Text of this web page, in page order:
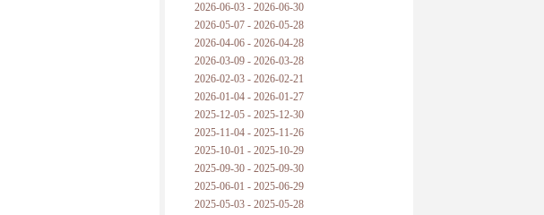
2026-06-03 - 2026-06-30
2026-05-07 - 2026-05-28
2026-04-06 - 2026-04-28
2026-03-09 - 2026-03-28
2026-02-03 - 2026-02-21
2026-01-04 - 2026-01-27
2025-12-05 - 2025-12-30
2025-11-04 - 2025-11-26
2025-10-01 - 2025-10-29
2025-09-30 - 2025-09-30
2025-06-01 - 2025-06-29
2025-05-03 - 2025-05-28